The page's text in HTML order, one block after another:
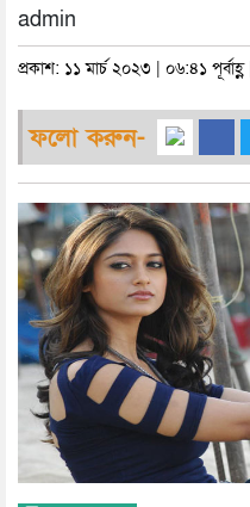
admin
প্রকাশ: ১১ মার্চ ২০২৩ | ০৬:৪১
ফলো করুন-